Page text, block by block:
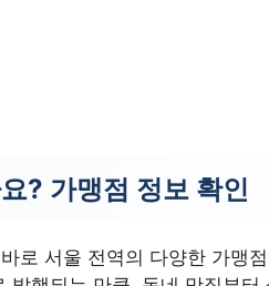
? 가맹점 정보 확인
로 서울 전역의 다양한 가맹